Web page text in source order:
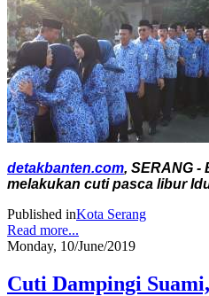
detakbanten.com, SERANG -
melakukan cuti pasca libur
Published inKota Serang
Read more...
Monday, 10/June/2019
Cuti Dampingi